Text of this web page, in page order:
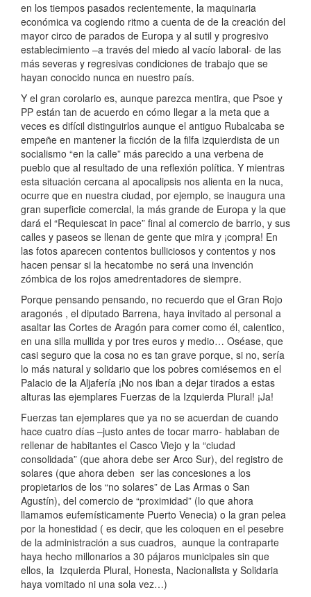
en los tiempos pasados recientemente, la maquinaria
económica va cogiendo ritmo a cuenta de de la creación del
mayor circo de parados de Europa y al sutil y progresivo
establecimiento –a través del miedo al vacío laboral- de las
más severas y regresivas condiciones de trabajo que se
hayan conocido nunca en nuestro país.
Y el gran corolario es, aunque parezca mentira, que Psoe y
PP están tan de acuerdo en cómo llegar a la meta que a
veces es difícil distinguirlos aunque el antiguo Rubalcaba se
empeñe en mantener la ficción de la filfa izquierdista de un
socialismo “en la calle” más parecido a una verbena de
pueblo que al resultado de una reflexión política. Y mientras
esta situación cercana al apocalipsis nos alienta en la nuca,
ocurre que en nuestra ciudad, por ejemplo, se inaugura una
gran superficie comercial, la más grande de Europa y la que
dará el “Requiescat in pace” final al comercio de barrio, y sus
calles y paseos se llenan de gente que mira y ¡compra! En
las fotos aparecen contentos bulliciosos y contentos y nos
hacen pensar si la hecatombe no será una invención
zómbica de los rojos amedrentadores de siempre.
Porque pensando pensando, no recuerdo que el Gran Rojo
aragonés , el diputado Barrena, haya invitado al personal a
asaltar las Cortes de Aragón para comer como él, calentico,
en una silla mullida y por tres euros y medio… Oséase, que
casi seguro que la cosa no es tan grave porque, si no, sería
lo más natural y solidario que los pobres comiésemos en el
Palacio de la Aljafería ¡No nos iban a dejar tirados a estas
alturas las ejemplares Fuerzas de la Izquierda Plural! ¡Ja!
Fuerzas tan ejemplares que ya no se acuerdan de cuando
hace cuatro días –justo antes de tocar marro- hablaban de
rellenar de habitantes el Casco Viejo y la “ciudad
consolidada” (que ahora debe ser Arco Sur), del registro de
solares (que ahora deben ser las concesiones a los
propietarios de los “no solares” de Las Armas o San
Agustín), del comercio de “proximidad” (lo que ahora
llamamos eufemísticamente Puerto Venecia) o la gran pelea
por la honestidad ( es decir, que les coloquen en el pesebre
de la administración a sus cuadros, aunque la contraparte
haya hecho millonarios a 30 pájaros municipales sin que
ellos, la Izquierda Plural, Honesta, Nacionalista y Solidaria
haya vomitado ni una sola vez…)